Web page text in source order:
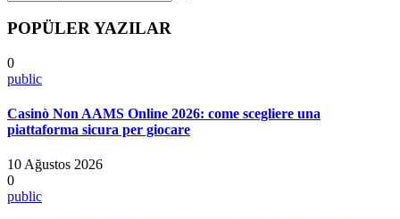
POPÜLER YAZILAR
0
public
Casinò Non AAMS Online 2026: come scegliere una
piattaforma sicura per giocare
10 Ağustos 2026
0
public